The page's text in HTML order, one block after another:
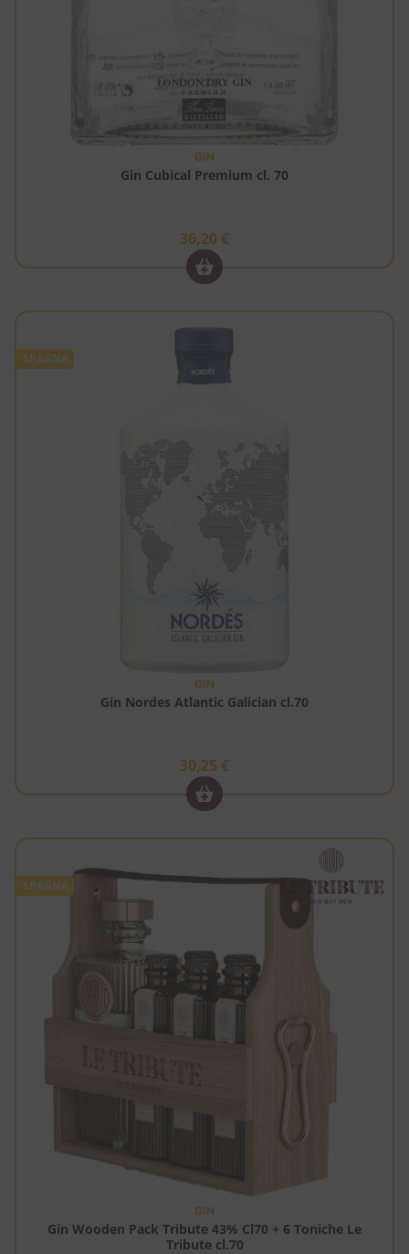
GIN
Gin Cubical Premium cl. 70
36,20 €
SPAGNA
GIN
Gin Nordes Atlantic Galician cl.70
30,25 €
SPAGNA
GIN
Gin Wooden Pack Tribute 43% Cl70 + 6 Toniche Le
Tribute cl.70